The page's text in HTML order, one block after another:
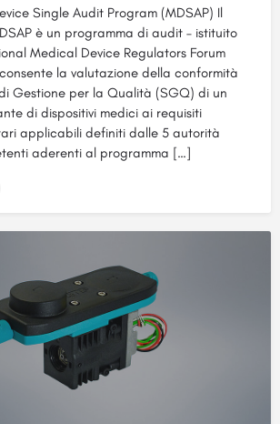
Single Audit Program (MDSAP) Il
è un programma di audit – istituito
Medical Device Regulators Forum
consente la valutazione della conformità
Gestione per la Qualità (SGQ) di un
di dispositivi medici ai requisiti
applicabili definiti dalle 5 autorità
aderenti al programma […]